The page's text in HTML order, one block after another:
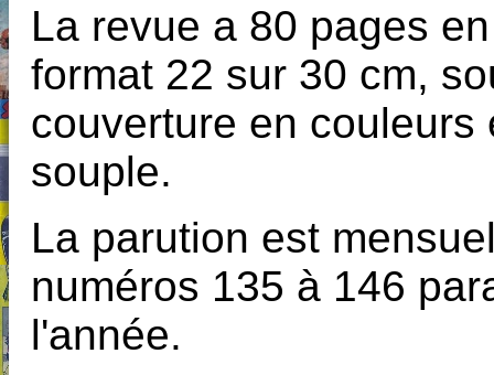
La revue a 80 pages
format 22 sur 30 cm,
couverture en couleurs
souple.
La parution est
numéros 135 à 146
l'année.